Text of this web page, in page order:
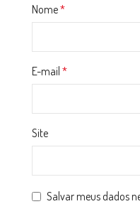
Nome*
E-mail *
Site
Salvar meus dados